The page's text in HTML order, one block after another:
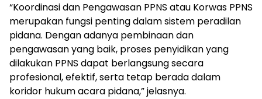
“Koordinasi dan Pengawasan PPNS atau Korwas PPNS
merupakan fungsi penting dalam sistem peradilan
pidana. Dengan adanya pembinaan dan
pengawasan yang baik, proses penyidikan yang
dilakukan PPNS dapat berlangsung secara
profesional, efektif, serta tetap berada dalam
koridor hukum acara pidana,” jelasnya.